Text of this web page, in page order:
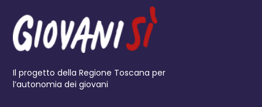
Il progetto della Regione Toscana per
l’autonomia dei giovani